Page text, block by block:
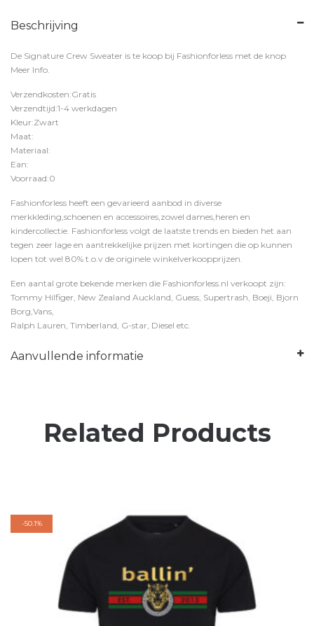
Beschrijving
De Signature Crew Sweater is te koop bij Fashionforless met de knop
Meer Info.
Verzendkosten:Gratis
Verzendtijd:1-4 werkdagen
Kleur:Zwart
Maat:
Materiaal:
Ean:
Voorraad:0
Fashionforless heeft een gevarieerd aanbod in diverse
merkkleding,schoenen en accessoires,zowel dames,heren en
kindercollectie. Fashionforless volgt de laatste trends en bieden het aan
tegen zeer lage en aantrekkelijke prijzen met kortingen die op kunnen
lopen tot wel 80% t.o.v de originele winkelverkoopprijzen.
Een aantal grote bekende merken die Fashionforless.nl verkoopt zijn:
Tommy Hilfiger, New Zealand Auckland, Guess, Supertrash, Boeji, Bjorn
Borg,Vans,
Ralph Lauren, Timberland, G-star, Diesel etc.
Aanvullende informatie
Related Products
-50.1%